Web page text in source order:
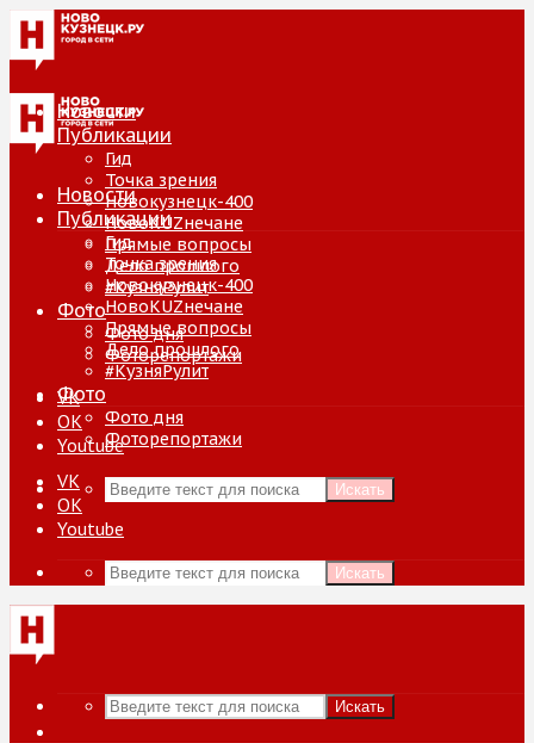
Новости
Публикации
Гид
Точка зрения
Новокузнецк-400
НовоKUZнечане
Прямые вопросы
Дело прошлого
#КузняРулит
Фото
Фото дня
Фоторепортажи
VK
ОК
Youtube
Искать
Новости
Публикации
Гид
Точка зрения
Новокузнецк-400
НовоKUZнечане
Прямые вопросы
Дело прошлого
#КузняРулит
Фото
Фото дня
Фоторепортажи
VK
ОК
Youtube
Искать
Искать